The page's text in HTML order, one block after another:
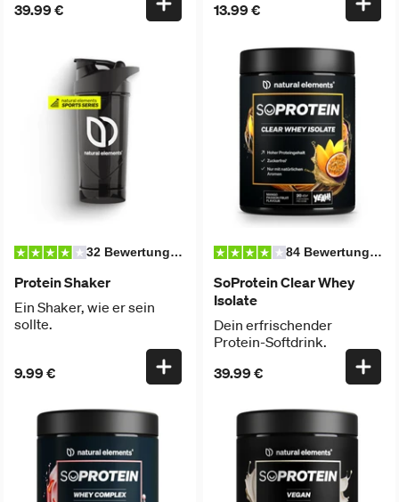
39.99 €
13.99 €
32 Bewertungen
Protein Shaker
Ein Shaker, wie er sein
sollte.
9.99 €
84 Bewertungen
SoProtein Clear Whey
Isolate
Dein erfrischender
Protein-Softdrink.
39.99 €